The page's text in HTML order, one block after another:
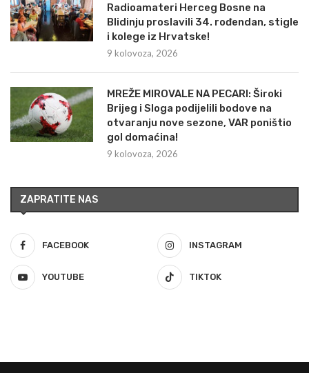
Radioamateri Herceg Bosne na
Blidinju proslavili 34. rođendan, stigle
i kolege iz Hrvatske!
9 kolovoza, 2026
MREŽE MIROVALE NA PECARI: Široki
Brijeg i Sloga podijelili bodove na
otvaranju nove sezone, VAR poništio
gol domaćina!
9 kolovoza, 2026
ZAPRATITE NAS
FACEBOOK INSTAGRAM
YOUTUBE TIKTOK